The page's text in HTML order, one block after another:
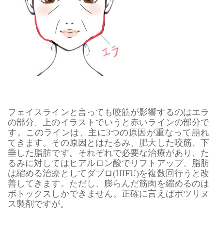
フェイスラインと言っても咬筋が影響するのはエラ
の部分、上のイラストでいうと赤いラインの部分で
す。このラインは、主に3つの原因が重なって崩れ
てきます。その原因とはたるみ、肥大した咬筋、下
垂した脂肪です。それぞれで必要な治療があり、た
るみに対してはヒアルロン酸でリフトアップ、脂肪
は縮める治療としてダブロ(HIFU)を複数回行うと改
善してきます。ただし、膨らんだ筋肉を縮めるのは
ボトックスしかできません。正確に言えばボツリヌ
ス製剤ですが。